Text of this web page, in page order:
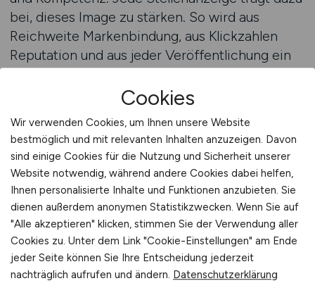
bei, dieses Image zu stärken. So wird aus
Reichweite Markenbindung, aus Klickzahlen
Reputation und aus jeder Veröffentlichung ein
Beitrag zur langfristigen Positionierung im
schalten
Kontinuität als Erfolgsfaktor im
digitalen Recruiting
Erfolgreiches Recruiting entsteht nicht durch
Zufall, sondern durch Beständigkeit.
LOGISTIKPLATZ.DE unterstützt Arbeitgeber,
kontinuierlich sichtbar zu bleiben und ihre
Cookies
Wir verwenden Cookies, um Ihnen unsere Website
bestmöglich und mit relevanten Inhalten anzuzeigen. Davon
sind einige Cookies für die Nutzung und Sicherheit unserer
Website notwendig, während andere Cookies dabei helfen,
Ihnen personalisierte Inhalte und Funktionen anzubieten. Sie
dienen außerdem anonymen Statistikzwecken. Wenn Sie auf
"Alle akzeptieren" klicken, stimmen Sie der Verwendung aller
Cookies zu. Unter dem Link "Cookie-Einstellungen" am Ende
jeder Seite können Sie Ihre Entscheidung jederzeit
nachträglich aufrufen und ändern. Datenschutzerklärung